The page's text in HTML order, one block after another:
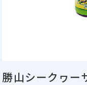
勝山シークヮー